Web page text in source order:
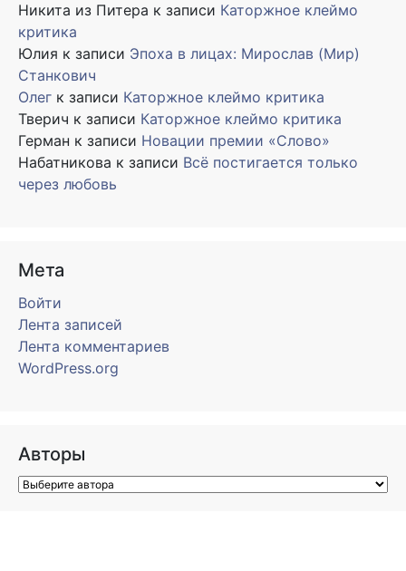
Никита из Питера к записи Каторжное клеймо
критика
Юлия к записи Эпоха в лицах: Мирослав (Мир)
Станкович
Олег к записи Каторжное клеймо критика
Тверич к записи Каторжное клеймо критика
Герман к записи Новации премии «Слово»
Набатникова к записи Всё постигается только
через любовь
Мета
Войти
Лента записей
Лента комментариев
WordPress.org
Авторы